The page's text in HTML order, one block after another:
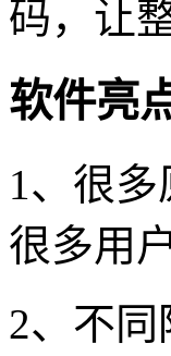
码，让
软件亮
1、很
很多用
2、不